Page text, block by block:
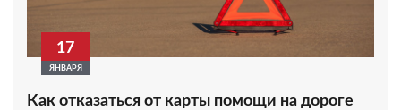
17
ЯНВАРЯ
Как отказаться от карты помощи на дороге